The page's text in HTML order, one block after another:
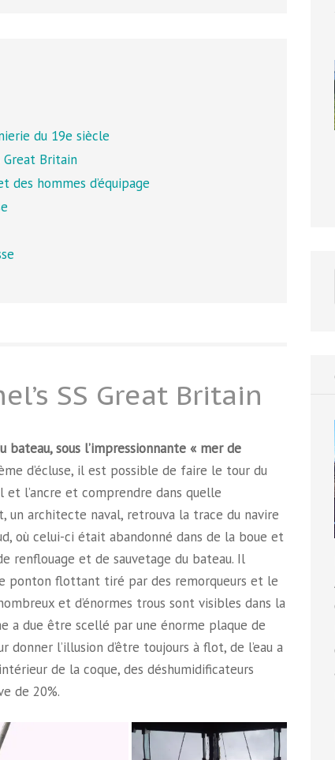
du 19e siècle
Great Britain
des hommes d’équipage
SS Great Britain
sous l’impressionnante « mer de
d’écluse, il est possible de faire le tour du
l’ancre et comprendre dans quelle
un architecte naval, retrouva la trace du navire
où celui-ci était abandonné dans de la boue et
renflouage et de sauvetage du bateau. Il
ponton flottant tiré par des remorqueurs et le
et d’énormes trous sont visibles dans la
a due être scellé par une énorme plaque de
l’illusion d’être toujours à flot, de l’eau a
de la coque, des déshumidificateurs
de 20%.